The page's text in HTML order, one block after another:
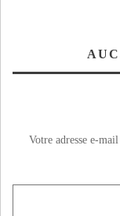
Votre adresse e-